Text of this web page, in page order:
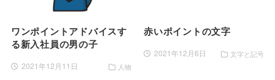
ワンポイントアドバイスす
る新入社員の男の子
2021年12月11日 人物
赤いポイントの文字
2021年12月6日 文字と記号